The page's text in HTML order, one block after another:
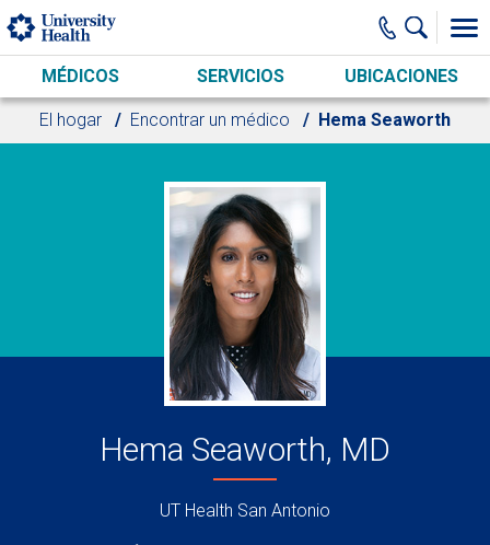
Skip to main content
MÉDICOS SERVICIOS UBICACIONES
El hogar Encontrar un médico Hema Seaworth
Hema Seaworth, MD
UT Health San Antonio